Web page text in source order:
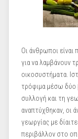
Οι άνθρωποι είναι
για να λαμβάνουν
οικοσυστήματα.
τρόφιμα μέσω δύο
συλλογή και τη
αναπτύχθηκαν, οι
γεωργίας με
περιβάλλον στο